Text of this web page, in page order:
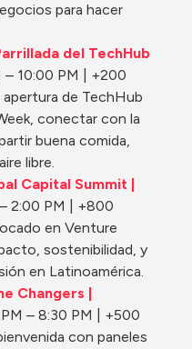
para hacer
del TechHub
– 10:00 PM | +200
de TechHub
conectar con la
buena comida,
libre.
Capital Summit |
2:00 PM | +800
en Venture
sostenibilidad, y
en Latinoamérica.
Changers |
– 8:30 PM | +500
con paneles